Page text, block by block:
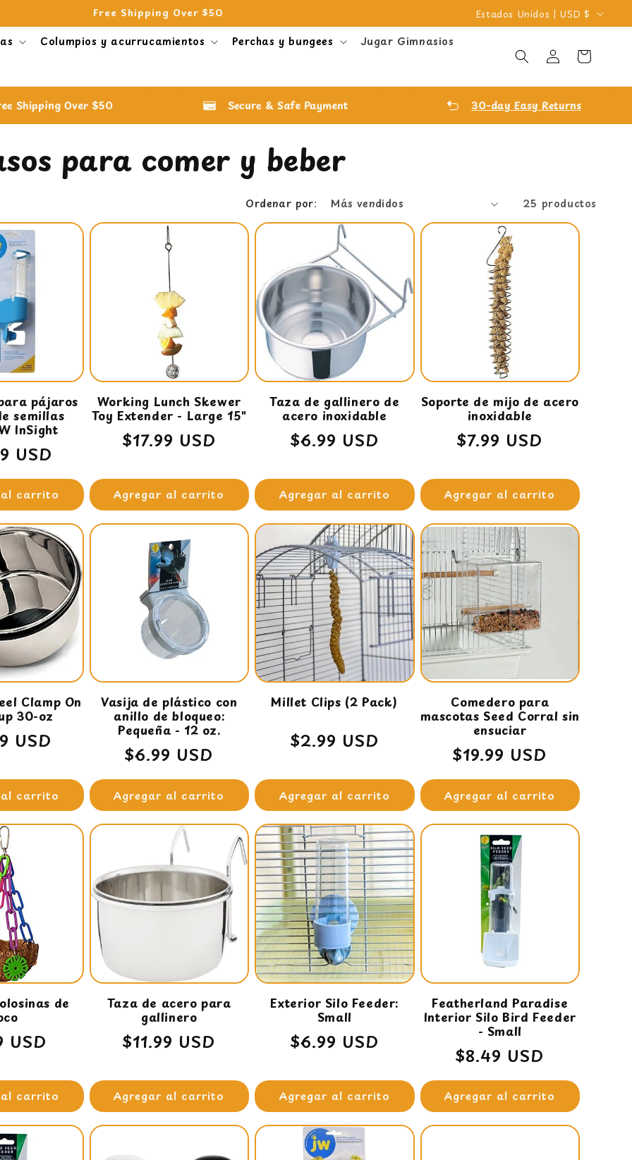
Free Shipping Over $50
P
a
/
r
n
Estados Unidos | USD $
Columpios y acurrucamientos Perchas y bungees
Jugar Gimnasios
Iniciar
sesión
Carrito
Shipping Over $50 Secure & Safe Payment 30-day Easy Returns
para comer y beber
Ordenar por: 25 productos
pájaros
semillas
InSight
USD
carrito
Working Lunch Skewer
Toy Extender - Large 15"
Precio
$17.99 USD
Agregar al carrito
Taza de gallinero de
acero inoxidable
Precio
$6.99 USD
Agregar al carrito
Soporte de mijo de acero
inoxidable
Precio
$7.99 USD
Agregar al carrito
Clamp On
30-oz
USD
carrito
Vasija de plástico con
anillo de bloqueo:
Pequeña - 12 oz.
Precio
habitual
$6.99 USD
Agregar al carrito
Millet Clips (2 Pack)
Precio
$2.99 USD
Agregar al carrito
Comedero para
mascotas Seed Corral sin
ensuciar
Precio
habitual
$19.99 USD
Agregar al carrito
de
USD
carrito
Taza de acero para
gallinero
Precio
$11.99 USD
Agregar al carrito
Exterior Silo Feeder:
Small
Precio
$6.99 USD
Agregar al carrito
Featherland Paradise
Interior Silo Bird Feeder
- Small
Precio
habitual
$8.49 USD
Agregar al carrito